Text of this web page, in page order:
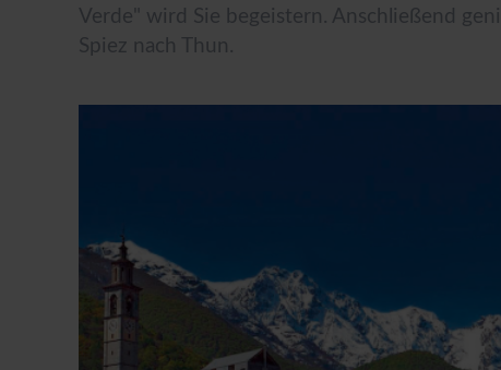
Verde" wird Sie begeistern. Anschließend
Spiez nach Thun.
Datenschutz & Transparenz ist uns sehr wichtig!
Die Anfrage wird via SSL verschlüsselt an
Widerrufhinweiseder alpetour Touristische
Datenschutzerklärung Widerrufhinweise